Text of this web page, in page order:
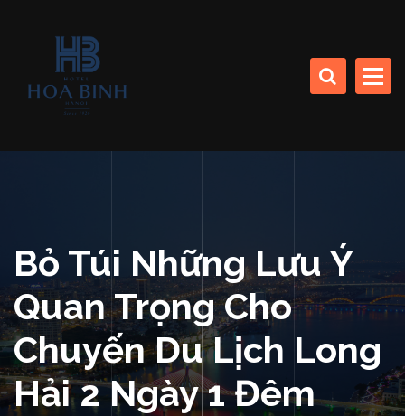
CÔNG TY CP SINH THÁI BIỂN (KHÁCH SẠN HÒA BÌNH)
Bỏ Túi Những Lưu Ý
Quan Trọng Cho
Chuyến Du Lịch Long
Hải 2 Ngày 1 Đêm